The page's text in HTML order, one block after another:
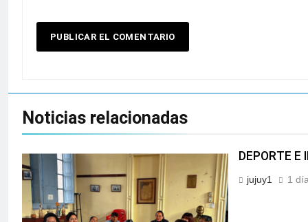
Noticias relacionadas
DEPORTE E
jujuy1 1